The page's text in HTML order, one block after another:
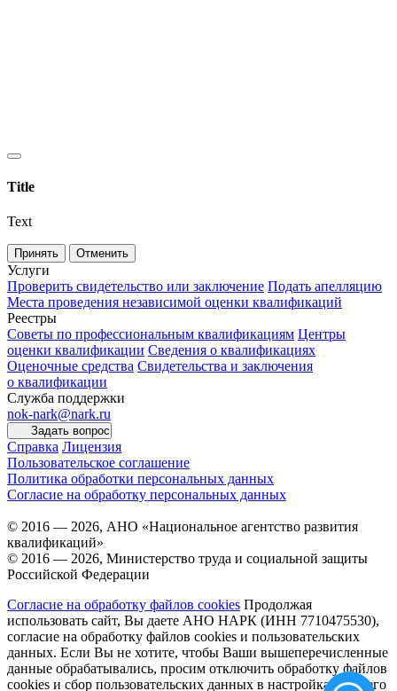
Title
Text
Принять Отменить
Услуги
Проверить свидетельство или заключение Подать апелляцию
Места проведения независимой оценки квалификаций
Реестры
Советы по профессиональным квалификациям Центры
оценки квалификации Сведения о квалификациях
Оценочные средства Свидетельства и заключения
о квалификации
Служба поддержки
nok-nark@nark.ru
Задать вопрос
Справка Лицензия
Пользовательское соглашение
Политика обработки персональных данных
Согласие на обработку персональных данных
© 2016 — 2026, АНО «Национальное агентство развития
квалификаций»
© 2016 — 2026, Министерство труда и социальной защиты
Российской Федерации
Согласие на обработку файлов cookies Продолжая
использовать сайт, Вы даете АНО НАРК (ИНН 7710475530),
согласие на обработку файлов cookies и пользовательских
данных. Если Вы не хотите, чтобы Ваши вышеперечисленные
данные обрабатывались, просим отключить обработку файлов
cookies и сбор пользовательских данных в настройках Вашего